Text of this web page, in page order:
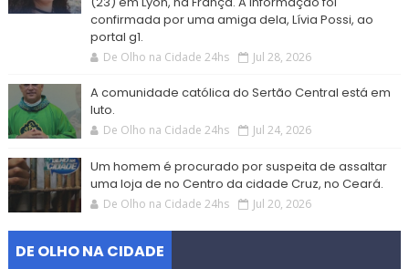
confirmada por uma amiga dela, Lívia Possi, ao
portal g1.
De Olho na Cidade 24hs Jul 28, 2026
A comunidade católica do Sertão Central está em
luto.
De Olho na Cidade 24hs Jul 24, 2026
Um homem é procurado por suspeita de assaltar
uma loja de no Centro da cidade Cruz, no Ceará.
De Olho na Cidade 24hs Jul 20, 2026
DE OLHO NA CIDADE